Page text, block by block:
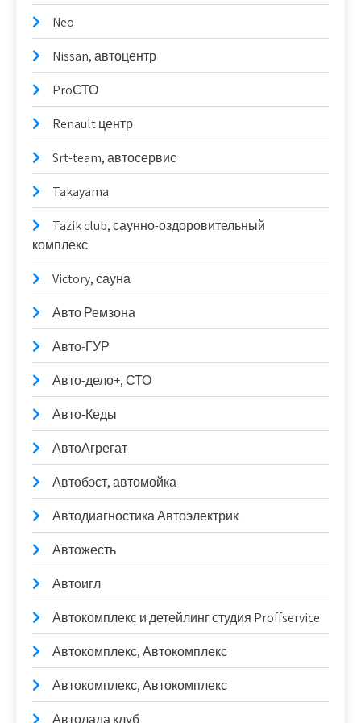
Neo
Nissan, автоцентр
ProСТО
Renault центр
Srt-team, автосервис
Takayama
Tazik club, саунно-оздоровительный
комплекс
Victory, сауна
Авто Ремзона
Авто-ГУР
Авто-дело+, СТО
Авто-Кеды
АвтоАгрегат
Автобэст, автомойка
Автодиагностика Автоэлектрик
Автожесть
Автоигл
Автокомплекс и детейлинг студия Proffservice
Автокомплекс, Автокомплекс
Автокомплекс, Автокомплекс
Автолада клуб